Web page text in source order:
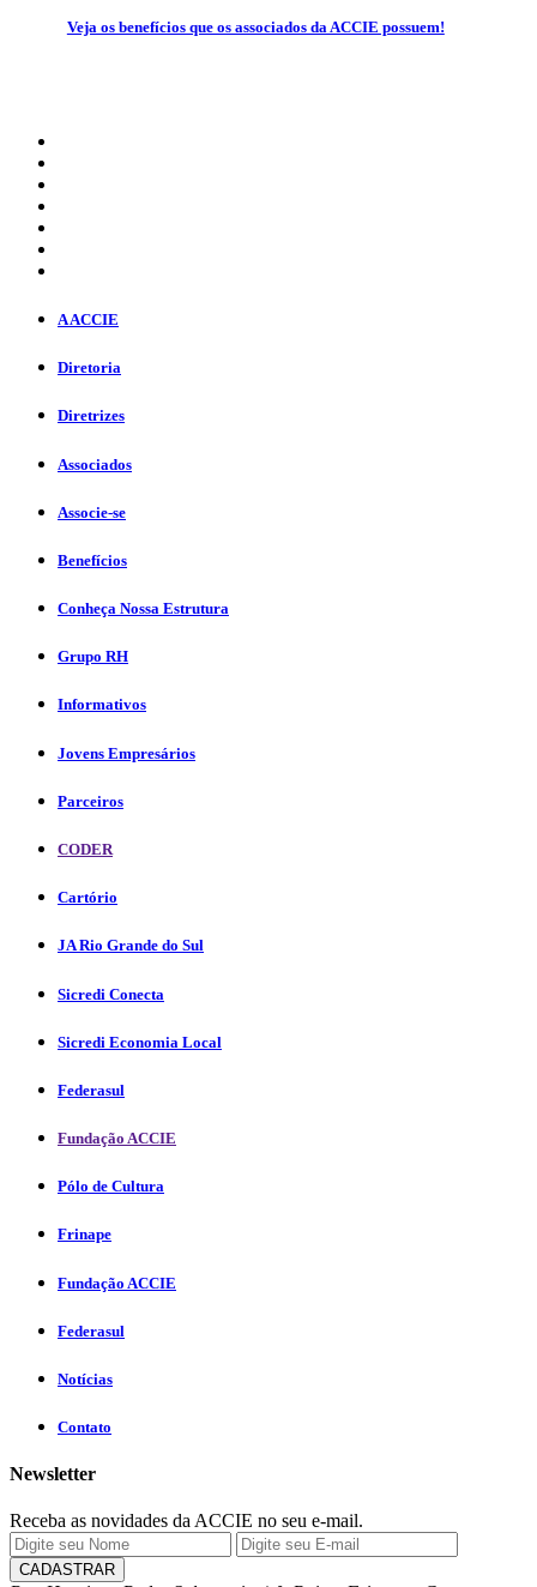
Veja os benefícios que os associados da ACCIE possuem!
A ACCIE
Diretoria
Diretrizes
Associados
Associe-se
Benefícios
Conheça Nossa Estrutura
Grupo RH
Informativos
Jovens Empresários
Parceiros
CODER
Cartório
JA Rio Grande do Sul
Sicredi Conecta
Sicredi Economia Local
Federasul
Fundação ACCIE
Pólo de Cultura
Frinape
Fundação ACCIE
Federasul
Notícias
Contato
Newsletter
Receba as novidades da ACCIE no seu e-mail.